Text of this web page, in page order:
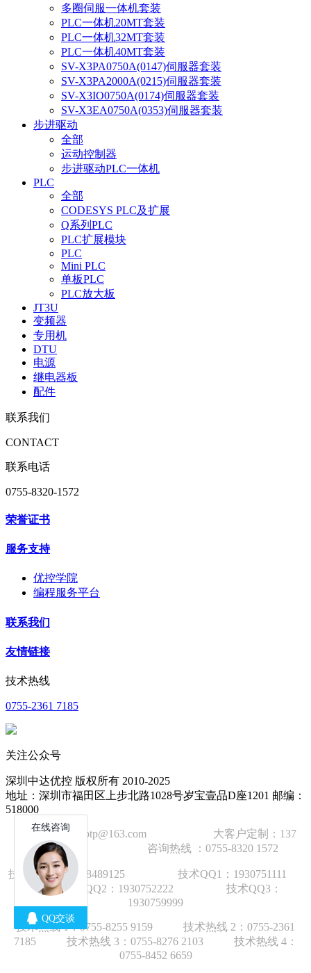
多圈伺服一体机套装
PLC一体机20MT套装
PLC一体机32MT套装
PLC一体机40MT套装
SV-X3PA0750A(0147)伺服器套装
SV-X3PA2000A(0215)伺服器套装
SV-X3IO0750A(0174)伺服器套装
SV-X3EA0750A(0353)伺服器套装
步进驱动
全部
运动控制器
步进驱动PLC一体机
PLC
全部
CODESYS PLC及扩展
Q系列PLC
PLC扩展模块
PLC
Mini PLC
单板PLC
PLC放大板
JT3U
变频器
专用机
DTU
电源
继电器板
配件
联系我们
CONTACT
联系电话
0755-8320-1572
荣誉证书
服务支持
优控学院
编程服务平台
联系我们
友情链接
技术热线
0755-2361 7185
关注公众号
深圳中达优控 版权所有 2010-2025
地址：深圳市福田区上步北路1028号岁宝壹品D座1201 邮编：
518000
技术邮箱：wzbtp@163.com 大客户定制：137
1392 2586 咨询热线 ：0755-8320 1572
技术手机：18928489125
技术QQ1：1930751111
技术QQ2：1930752222 技术QQ3：
1930759999
技术热线 1：0755-8255 9159 技术热线 2： 0755-2361
7185技术热线 3： 0755-8276 2103技术热线 4：
0755-8452 6659